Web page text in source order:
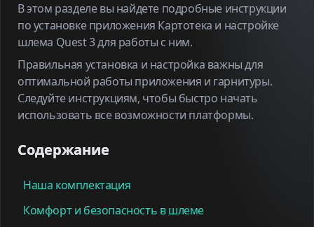
В этом разделе вы найдете подробные инструкции
по установке приложения Картотека и настройке
шлема Quest 3 для работы с ним.
Правильная установка и настройка важны для
оптимальной работы приложения и гарнитуры.
Следуйте инструкциям, чтобы быстро начать
использовать все возможности платформы.
Содержание
Наша комплектация
Комфорт и безопасность в шлеме